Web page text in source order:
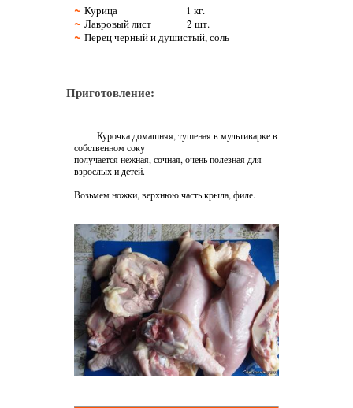
Курица 1 кг.
Лавровый лист 2 шт.
Перец черный и душистый, соль
Приготовление:
Курочка домашняя, тушеная в мультиварке в
собственном соку
получается нежная, сочная, очень полезная для
взрослых и детей.
Возьмем ножки, верхнюю часть крыла, филе.